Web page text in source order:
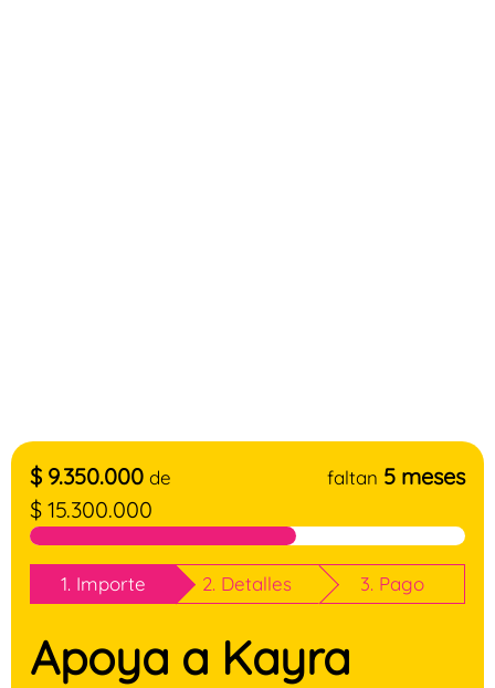
$ 9.350.000 de
$ 15.300.000
faltan 5 meses
1. Importe 2. Detalles 3. Pago
Apoya a Kayra